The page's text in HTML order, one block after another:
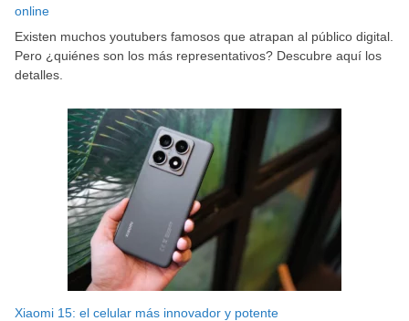
online
Existen muchos youtubers famosos que atrapan al público digital.
Pero ¿quiénes son los más representativos? Descubre aquí los
detalles.
Xiaomi 15: el celular más innovador y potente